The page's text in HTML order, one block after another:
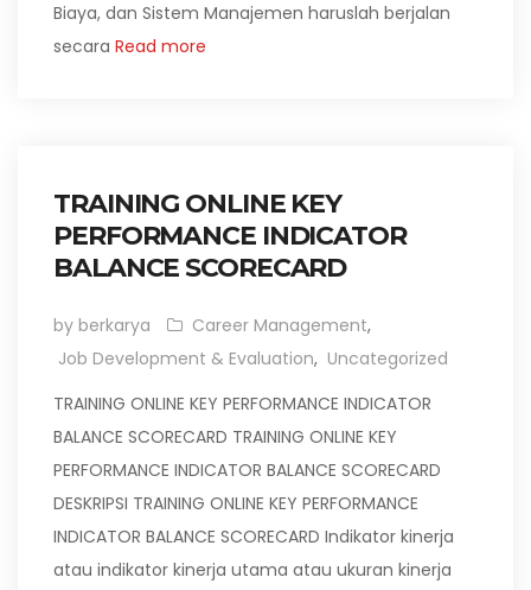
Biaya, dan Sistem Manajemen haruslah berjalan
secara Read more
TRAINING ONLINE KEY
PERFORMANCE INDICATOR
BALANCE SCORECARD
by berkarya Career Management,
Job Development & Evaluation, Uncategorized
TRAINING ONLINE KEY PERFORMANCE INDICATOR
BALANCE SCORECARD TRAINING ONLINE KEY
PERFORMANCE INDICATOR BALANCE SCORECARD
DESKRIPSI TRAINING ONLINE KEY PERFORMANCE
INDICATOR BALANCE SCORECARD Indikator kinerja
atau indikator kinerja utama atau ukuran kinerja